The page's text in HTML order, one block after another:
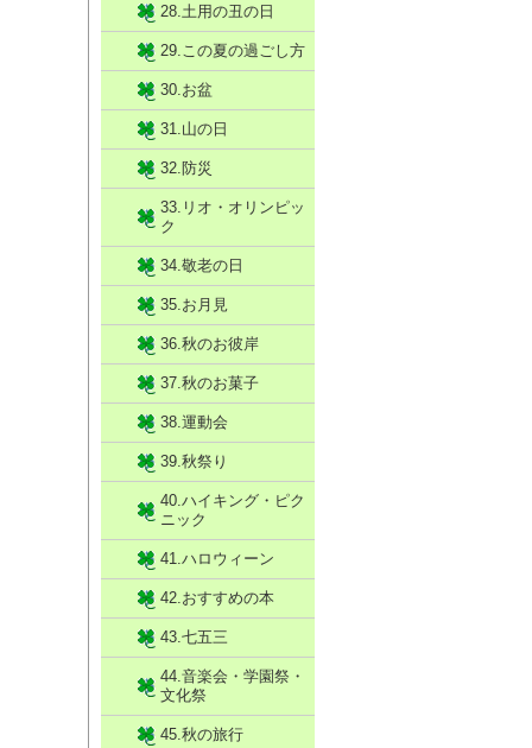
28.土用の丑の日
29.この夏の過ごし方
30.お盆
31.山の日
32.防災
33.リオ・オリンピッ
ク
34.敬老の日
35.お月見
36.秋のお彼岸
37.秋のお菓子
38.運動会
39.秋祭り
40.ハイキング・ピク
ニック
41.ハロウィーン
42.おすすめの本
43.七五三
44.音楽会・学園祭・
文化祭
45.秋の旅行